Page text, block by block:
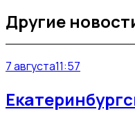
Другие
7 августа11:57